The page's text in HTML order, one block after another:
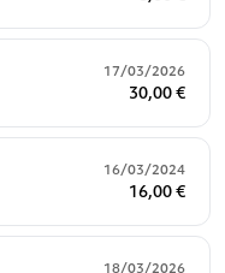
17/03/2026
30,00 €
16/03/2024
16,00 €
18/03/2026